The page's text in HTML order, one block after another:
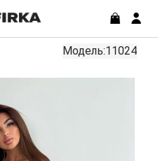
Модель:11024